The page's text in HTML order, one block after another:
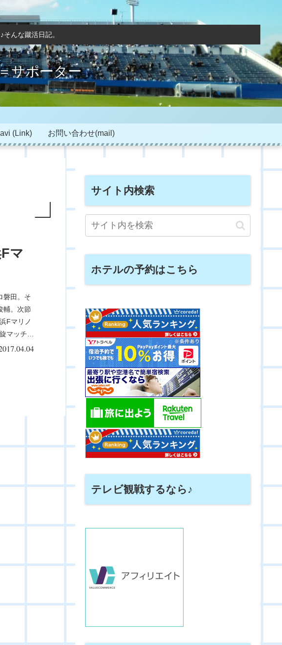
んな蹴活日記。
サポーター
(Link) お問い合わせ(mail)
マ
磐田。そ
輔。次節
Fマリノ
マッチと
サイト内検索
ホテルの予約はこちら
テレビ観戦するなら♪